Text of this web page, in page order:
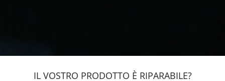
IL VOSTRO PRODOTTO È RIPARABILE?